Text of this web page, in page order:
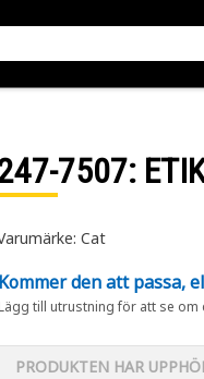
7507:
Cat
Kommer den att passa,
till utrustning för att se
PRODUKTEN HAR